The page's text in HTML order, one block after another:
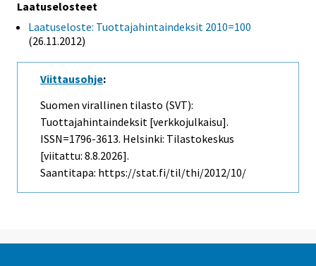
Laatuselosteet
Laatuseloste: Tuottajahintaindeksit 2010=100
(26.11.2012)
Viittausohje:
Suomen virallinen tilasto (SVT):
Tuottajahintaindeksit [verkkojulkaisu].
ISSN=1796-3613. Helsinki: Tilastokeskus
[viitattu: 8.8.2026].
Saantitapa: https://stat.fi/til/thi/2012/10/